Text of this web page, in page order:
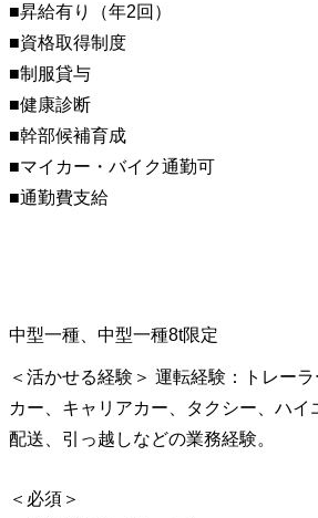
■昇給有り（年2回）
■資格取得制度
■制服貸与
■健康診断
■幹部候補育成
■マイカー・バイク通勤可
■通勤費支給
中型一種、中型一種8t限定
＜活かせる経験＞ 運転経験：トレー
カー、キャリアカー、タクシー、ハ
配送、引っ越しなどの業務経験。
＜必須＞